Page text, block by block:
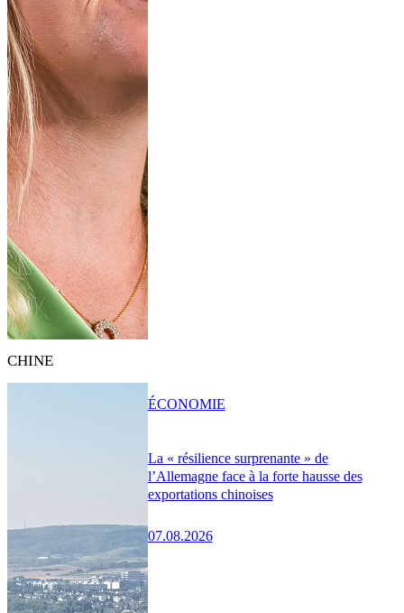
CHINE
La « résilience surprenante » de
l’Allemagne face à la forte hausse des
exportations chinoises
07.08.2026
ÉCONOMIE